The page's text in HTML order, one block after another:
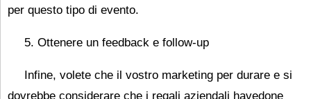
per questo tipo di evento.
5. Ottenere un feedback e follow-up
Infine, volete che il vostro marketing per durare e si
dovrebbe considerare che i regali aziendali havedone